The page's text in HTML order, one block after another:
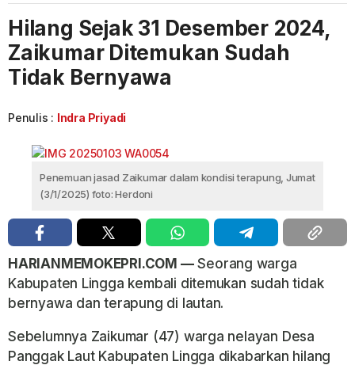
Hilang Sejak 31 Desember 2024,
Zaikumar Ditemukan Sudah
Tidak Bernyawa
Penulis : Indra Priyadi
Penemuan jasad Zaikumar dalam kondisi terapung, Jumat
(3/1/2025) foto: Herdoni
HARIANMEMOKEPRI.COM —Seorang warga
Kabupaten Lingga kembali ditemukan sudah tidak
bernyawa dan terapung di lautan.
Sebelumnya Zaikumar (47) warga nelayan Desa
Panggak Laut Kabupaten Lingga dikabarkan hilang